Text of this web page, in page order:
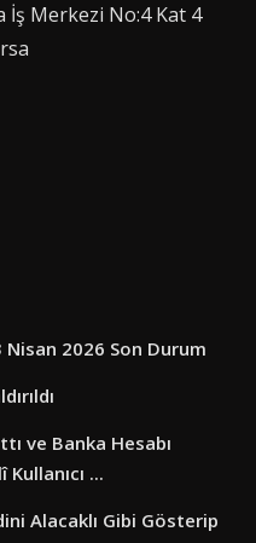
İş Merkezi No:4 Kat 4
Nisan 2026 Son Durum
ve Banka Hesabı
...
Alacaklı Gibi Gösterip